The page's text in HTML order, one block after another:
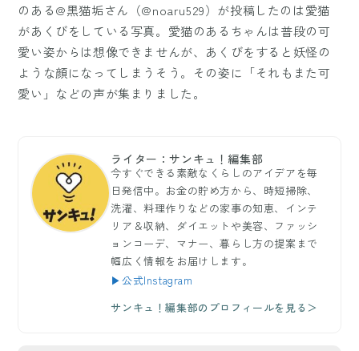
のある@黒猫垢さん（@noaru529）が投稿したのは愛猫
があくびをしている写真。愛猫のあるちゃんは普段の可
愛い姿からは想像できませんが、あくびをすると妖怪の
ような顔になってしまうそう。その姿に「それもまた可
愛い」などの声が集まりました。
ライター：サンキュ！編集部
今すぐできる素敵なくらしのアイデアを毎
日発信中。お金の貯め方から、時短掃除、
洗濯、料理作りなどの家事の知恵、インテ
リア＆収納、ダイエットや美容、ファッシ
ョンコーデ、マナー、暮らし方の提案まで
幅広く情報をお届けします。
▶公式Instagram
サンキュ！編集部のプロフィールを見る＞